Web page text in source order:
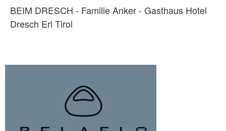
BEIM DRESCH - Familie Anker - Gasthaus Hotel
Dresch Erl Tirol